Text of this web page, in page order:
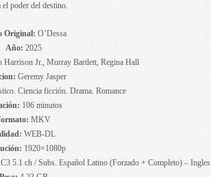
el poder del destino.
Original: O’Dessa
Año: 2025
Harrison Jr., Murray Bartlett, Regina Hall
Geremy Jasper
Ciencia ficción. Drama. Romance
106 minutos
MKV
WEB-DL
1920×1080p
5.1 ch / Subs. Español Latino (Forzado + Completo) – Ingles